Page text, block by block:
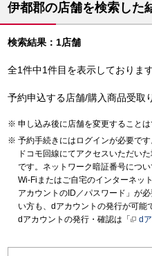
伊都郡の店舗を検索した
検索結果：1店舗
全1件中1件目を表示しておりま
予約申込する店舗/購入商品受取
申し込み後に店舗を変更することは
予約手続きにはログインが必要です
ドコモ回線にてアクセスいただい
です。ネットワーク暗証番号につい
Wi-Fiまたはご自宅のインターネッ
アカウントのID／パスワード」が
い方も、dアカウントの発行が可能
dアカウントの発行・確認は「
d